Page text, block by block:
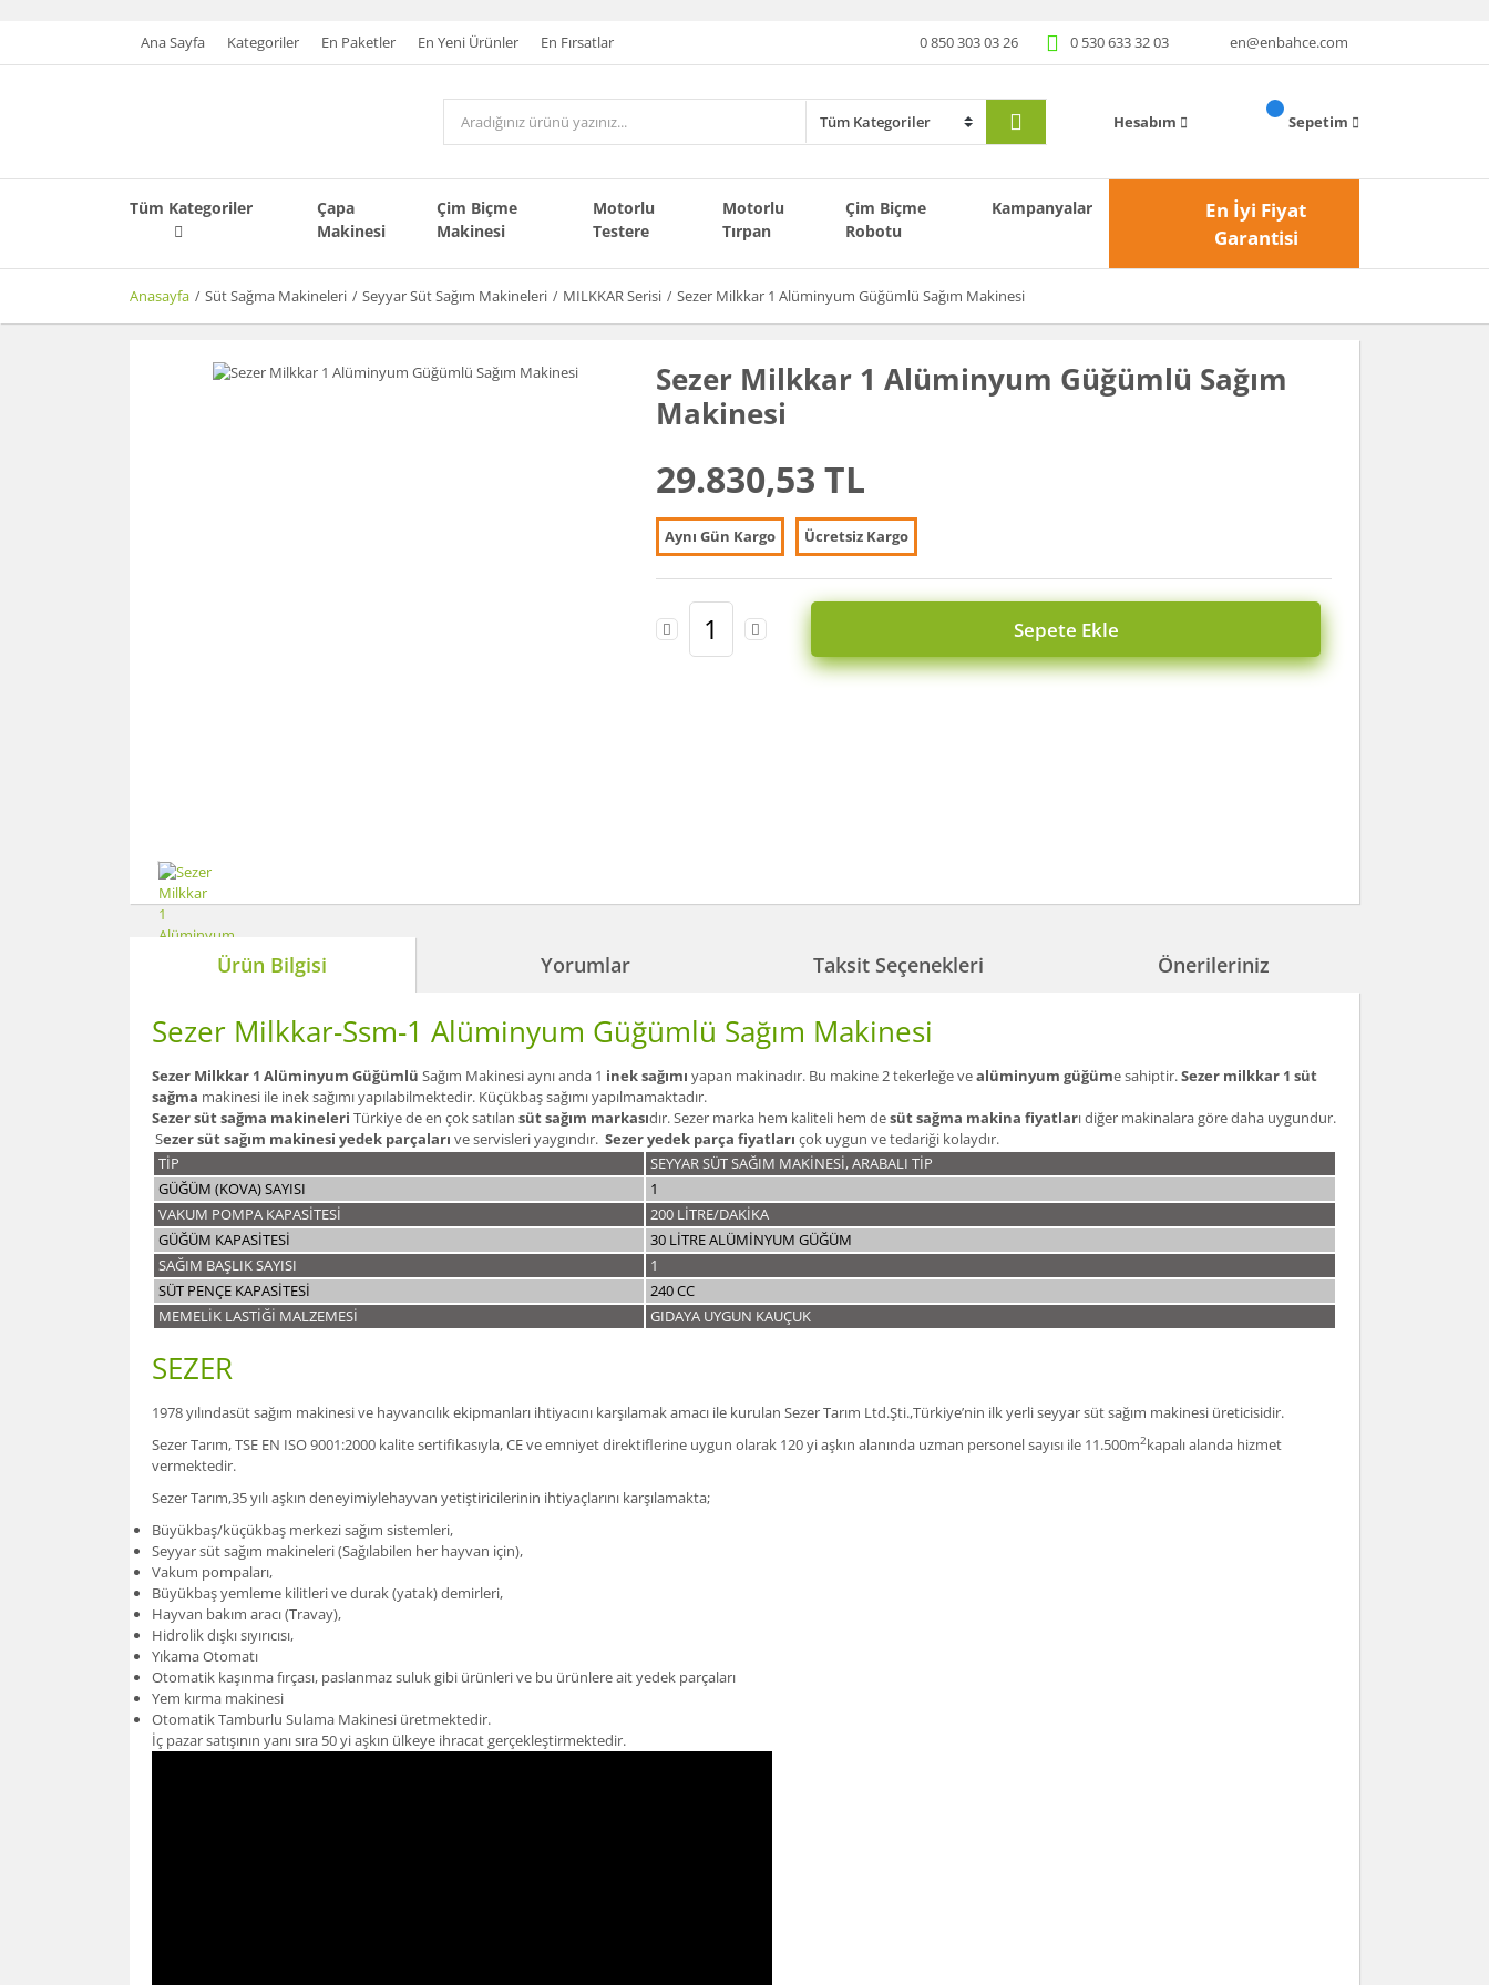
Ana Sayfa Kategoriler En Paketler En Yeni Ürünler En Fırsatlar 0 850 303 03 26 0 530 633 32 03 en@enbahce.com
Hesabım Sepetim
Tüm Kategoriler
Çapa
Makinesi
Çim Biçme
Makinesi
Motorlu
Testere
Motorlu
Tırpan
Çim Biçme
Robotu
Kampanyalar
En İyi Fiyat
Garantisi
Anasayfa Süt Sağma Makineleri Seyyar Süt Sağım Makineleri MILKKAR Serisi Sezer Milkkar 1 Alüminyum Güğümlü Sağım Makinesi
Sezer Milkkar 1 Alüminyum Güğümlü Sağım
Makinesi
29.830,53 TL
Aynı Gün Kargo Ücretsiz Kargo
Sepete Ekle
Ürün Bilgisi Yorumlar Taksit Seçenekleri Önerileriniz
Sezer Milkkar-Ssm-1 Alüminyum Güğümlü Sağım Makinesi
Sezer Milkkar 1 Alüminyum Güğümlü Sağım Makinesi aynı anda 1 inek sağımı yapan makinadır. Bu makine 2 tekerleğe vealüminyum güğüme sahiptir.Sezer milkkar 1 süt
sağma makinesi ile inek sağımı yapılabilmektedir. Küçükbaş sağımı yapılmamaktadır.
Sezer süt sağma makineleri Türkiye de en çok satılan süt sağım markasıdır. Sezer marka hem kaliteli hem desüt sağma makina fiyatları diğer makinalara göre daha uygundur.
Sezer süt sağım makinesi yedek parçaları ve servisleri yaygındır. Sezer yedek parça fiyatları çok uygun ve tedariği kolaydır.
TİP
SEYYAR SÜT SAĞIM MAKİNESİ, ARABALI TİP
GÜĞÜM (KOVA) SAYISI
1
VAKUM POMPA KAPASİTESİ
200 LİTRE/DAKİKA
GÜĞÜM KAPASİTESİ
30 LİTRE ALÜMİNYUM GÜĞÜM
SAĞIM BAŞLIK SAYISI
1
SÜT PENÇE KAPASİTESİ
240 CC
MEMELİK LASTİĞİ MALZEMESİ
GIDAYA UYGUN KAUÇUK
SEZER
1978 yılındasüt sağım makinesi ve hayvancılık ekipmanları ihtiyacını karşılamak amacı ile kurulan Sezer Tarım Ltd.Şti.,Türkiye’nin ilk yerli seyyar süt sağım makinesi üreticisidir.
Sezer Tarım, TSE EN ISO 9001:2000 kalite sertifikasıyla, CE ve emniyet direktiflerine uygun olarak 120 yi aşkın alanında uzman personel sayısı ile 11.500m2kapalı alanda hizmet
vermektedir.
Sezer Tarım,35 yılı aşkın deneyimiylehayvan yetiştiricilerinin ihtiyaçlarını karşılamakta;
Büyükbaş/küçükbaş merkezi sağım sistemleri,
Seyyar süt sağım makineleri (Sağılabilen her hayvan için),
Vakum pompaları,
Büyükbaş yemleme kilitleri ve durak (yatak) demirleri,
Hayvan bakım aracı (Travay),
Hidrolik dışkı sıyırıcısı,
Yıkama Otomatı
Otomatik kaşınma fırçası, paslanmaz suluk gibi ürünleri ve bu ürünlere ait yedek parçaları
Yem kırma makinesi
Otomatik Tamburlu Sulama Makinesi üretmektedir.
İç pazar satışının yanı sıra 50 yi aşkın ülkeye ihracat gerçekleştirmektedir.